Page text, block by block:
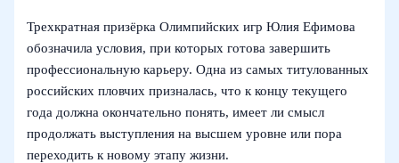
Трехкратная призёрка Олимпийских игр Юлия Ефимова
обозначила условия, при которых готова завершить
профессиональную карьеру. Одна из самых титулованных
российских пловчих призналась, что к концу текущего
года должна окончательно понять, имеет ли смысл
продолжать выступления на высшем уровне или пора
переходить к новому этапу жизни.